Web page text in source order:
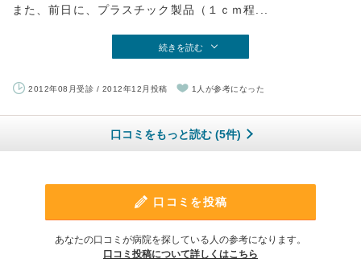
また、前日に、プラスチック製品（１ｃｍ程...
続きを読む
2012年08月受診 / 2012年12月投稿 1人が参考になった
口コミをもっと読む (5件)
口コミを投稿
あなたの口コミが病院を探している人の参考になります。
口コミ投稿について詳しくはこちら